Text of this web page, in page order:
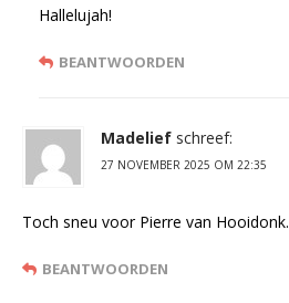
Hallelujah!
BEANTWOORDEN
Madelief schreef:
27 NOVEMBER 2025 OM 22:35
Toch sneu voor Pierre van Hooidonk.
BEANTWOORDEN